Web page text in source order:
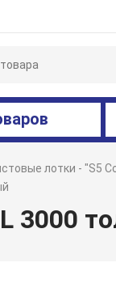
лотки - "S5
3000